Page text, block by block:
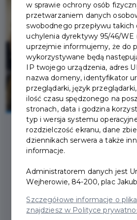
2026-03-03
WARSZTATY
INFORMACYJNO-
w sprawie ochrony osób
przetwarzaniem danych
swobodnego przepływu takich
uchylenia dyrektywy 95/46/WE
uprzejmie informujemy, że do
wykorzystywane będą
IP twojego urządzenia, adres
nazwa domeny, identyfikator
przeglądarki, język
ilość czasu spędzonego na
stronach, data i godzina
typ i wersja systemu
rozdzielczość ekranu, dane
dziennikach serwera a także
informacje.
Administratorem danych jest
Wejherowie, 84-200, plac
Szczegółowe informacje o
znajdziesz w Polityce